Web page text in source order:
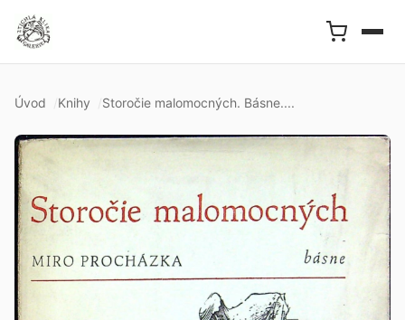
Úvod Knihy Storočie malomocných. Básne....